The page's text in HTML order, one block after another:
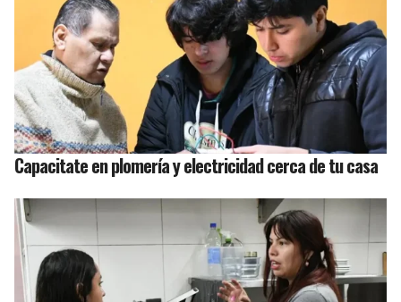
Capacitate en plomería y electricidad cerca de tu casa